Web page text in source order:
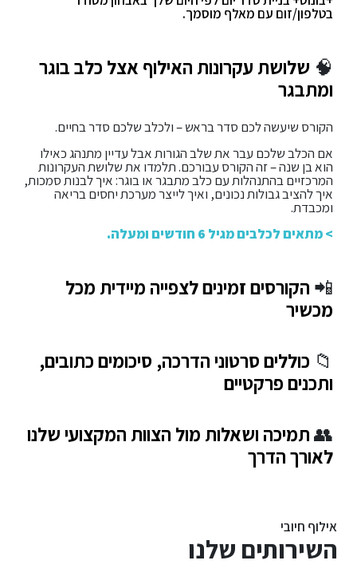
בטלפון/זום עם מאלף מוסמך.
🧠שלושת עקרונות האילוף אצל כלב בוגר
ומתבגר
הקורס שיעשה לכם סדר בראש – ולכלב שלכם סדר בחיים.
אם הכלב שלכם עבר את שלב הגורות אבל עדיין מתנהג כאילו
הוא בן שנה – זה הקורס עבורכם. תלמדו את שלושת העקרונות
המרכזיים בהתנהלות עם כלב מתבגר או בוגר: איך לבנות סמכות,
איך להציב גבולות נכונים, ואיך לייצר מערכת יחסים בריאה
ומכבדת.
> מתאים לכלבים מגיל 6 חודשים ומעלה.
📲הקורסים זמינים לצפייה מיידית מכל
מכשיר
📁כוללים סרטוני הדרכה, סיכומים כתובים,
ותכנים פרקטיים
👥תמיכה ושאלות מול הצוות המקצועי שלנו
לאורך הדרך
אילוף חיובי
השירותיםשלנו